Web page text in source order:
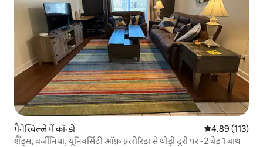
गैनेस्विल्ले में कॉन्डो औसत रेटिंग 5 में से
4.89 (113)
शैंड्स, वर्जीनिया, यूनिवर्सिटी ऑफ़ फ़्लोरिडा से थोड़ी दूरी पर -2 बेड 1 बाथ